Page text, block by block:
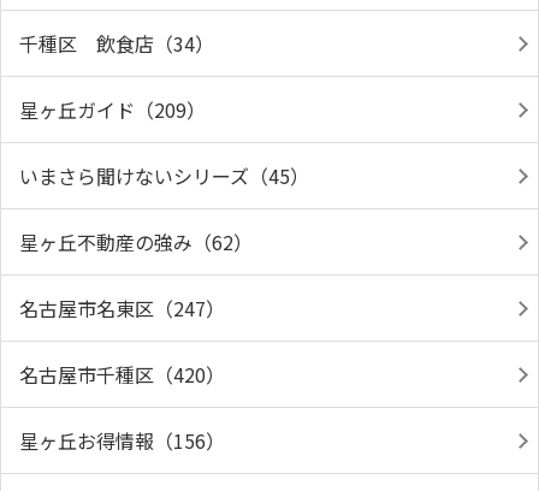
千種区 飲食店（34）
星ヶ丘ガイド（209）
いまさら聞けないシリーズ（45）
星ヶ丘不動産の強み（62）
名古屋市名東区（247）
名古屋市千種区（420）
星ヶ丘お得情報（156）